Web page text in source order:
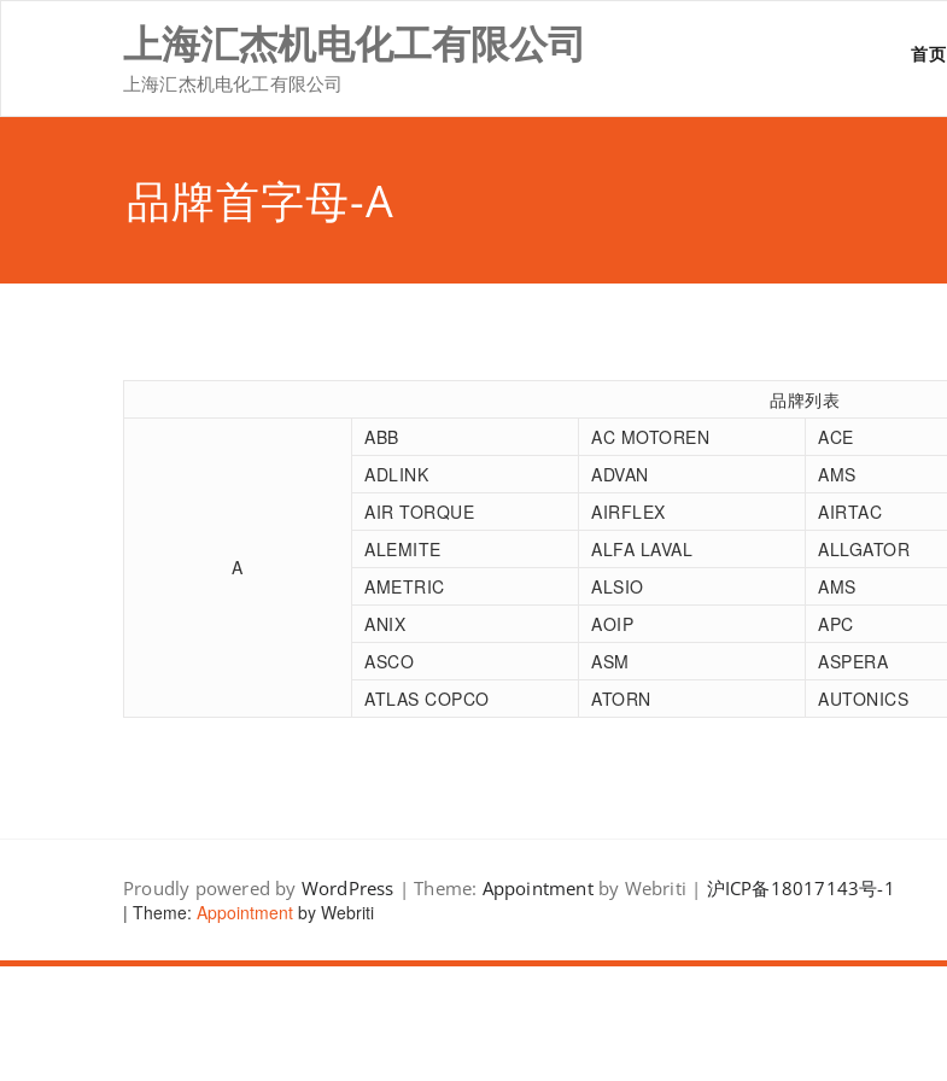
上海汇杰机电化工有限公司
上海汇杰机电化工有限公司
首页
品牌首字母-A
品牌列表
A
ABB AC MOTOREN ACE
ADLINK
ADVAN AMS
AIR TORQUE
AIRFLEX AIRTAC
ALEMITE
ALFA LAVAL ALLGATOR
AMETRIC
ALSIO AMS
ANIX
AOIP APC
ASCO
ASM ASPERA
ATLAS COPCO
ATORN AUTONICS
Proudly powered by WordPress | Theme: Appointmentby Webriti | 沪ICP备18017143号-1
| Theme: Appointment by Webriti